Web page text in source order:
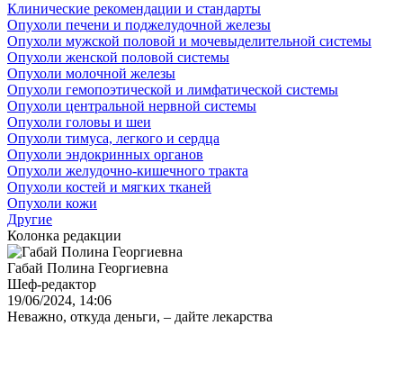
Клинические рекомендации и стандарты
Опухоли печени и поджелудочной железы
Опухоли мужской половой и мочевыделительной системы
Опухоли женской половой системы
Опухоли молочной железы
Опухоли гемопоэтической и лимфатической системы
Опухоли центральной нервной системы
Опухоли головы и шеи
Опухоли тимуса, легкого и сердца
Опухоли эндокринных органов
Опухоли желудочно-кишечного тракта
Опухоли костей и мягких тканей
Опухоли кожи
Другие
Колонка редакции
Габай Полина Георгиевна
Шеф-редактор
19/06/2024, 14:06
Неважно, откуда деньги, – дайте лекарства